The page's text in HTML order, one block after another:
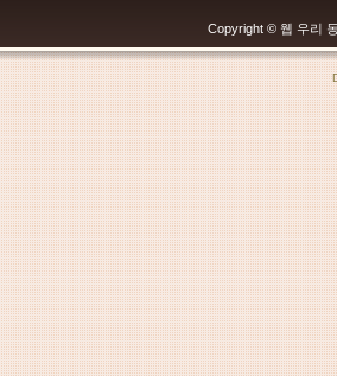
Copyright © 웹 우리